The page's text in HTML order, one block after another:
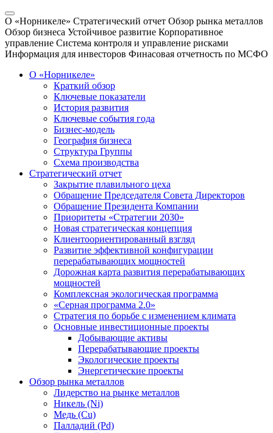
О «Норникеле» Стратегический отчет Обзор рынка металлов
Обзор бизнеса Устойчивое развитие Корпоративное
управление Система контроля и управление рисками
Информация для инвесторов Финасовая отчетность по МСФО
О «Норникеле»
Краткий обзор
Ключевые показатели
История развития
Ключевые события года
Бизнес-модель
География бизнеса
Структура Группы
Схема производства
Стратегический отчет
Закрытие плавильного цеха
Обращение Председателя Совета Директоров
Обращение Президента Компании
Приоритеты «Стратегии 2030»
Новая стратегическая концепция
Клиентоориентированный взгляд
Развитие эффективной конфигурации
перерабатывающих мощностей
Дорожная карта развития перерабатывающих
мощностей
Комплексная экологическая программа
«Серная программа 2.0»
Стратегия по борьбе с изменением климата
Основные инвестиционные проекты
Добывающие активы
Перерабатывающие проекты
Экологические проекты
Энергетические проекты
Обзор рынка металлов
Лидерство на рынке металлов
Никель (Ni)
Медь (Cu)
Палладий (Pd)